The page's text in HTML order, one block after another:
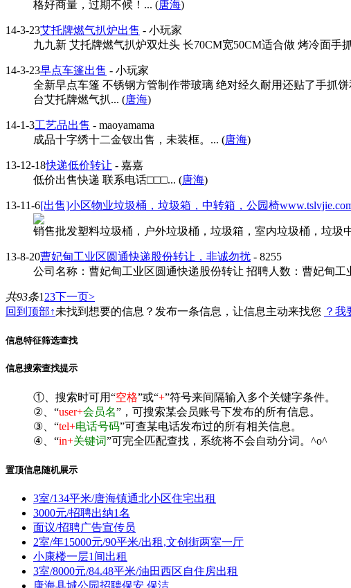
格好商量，过期不候！... (唐海)
14-3-23艾托牌燃气扒炉出售 - 小玩家
九九新 艾托牌燃气扒炉双灶头 长70CM宽50CM适合做 烤冷面手
14-3-23早点车篷出售 - 小玩家
全新早点车篷 不锈钢方管制作带玻璃 绝对经久耐用还贴了手抓
台艾托牌燃气扒... (唐海)
14-1-3工艺品出售 - maoyamama
成品十字绣十二金钗出售，未装框。... (唐海)
13-12-18快递低价转让 - 嘉嘉
低价出售快递 联系电话□□□... (唐海)
13-11-6[出售]小区物业垃圾桶，垃圾箱，中转箱，公园椅
销售批发塑料垃圾桶，户外垃圾桶，垃圾箱，室内垃圾桶，垃圾
13-8-20曹妃甸工业区圆通快递股份转让，非诚勿扰 - 8255
公司名称：曹妃甸工业区圆通快递股份转让 招聘人数：曹妃甸
共93条1 23下一页>
回到顶部↑未找到想要的信息？发布一条信息，让信息主动来找您 ？我
信息特征筛选查找
信息搜索查找提示
①、搜索时可用“空格”或“+”符号来间隔输入多个关键字条件。
②、“user+会员名”，可搜索某会员账号下发布的所有信息。
③、“tel+电话号码”可查某电话发布过的所有相关信息。
④、“in+关键词”可完全匹配查找，系统将不会自动分词。^o^
置顶信息随机展示
3室/134平米/唐海镇通北小区住宅出租
3000元/招聘出纳1名
面议/招聘广告宣传员
2室/年15000元/90平米/出租,文创街两室一厅
小康楼一层1间出租
3室/8000元/84.48平米/油田西区自住房出租
唐海县城公园招聘保安,保洁